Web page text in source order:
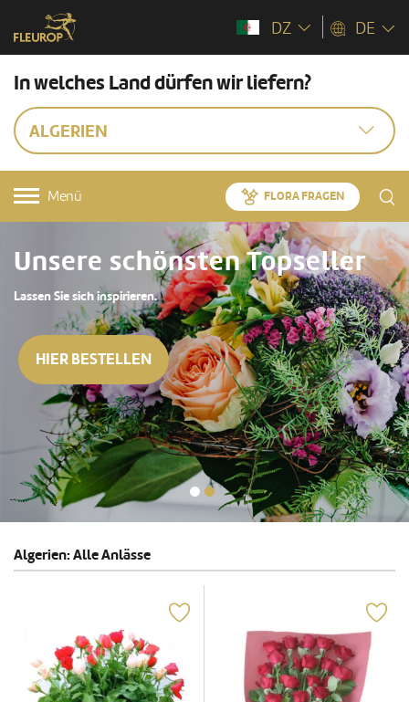
DZ DE
In welches Land dürfen wir liefern?
ALGERIEN
Menü FLORA FRAGEN
Unsere schönsten Topseller
Lassen Sie sich inspirieren.
HIER BESTELLEN
Algerien: Alle Anlässe